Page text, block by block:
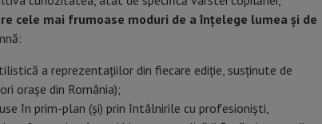
cele mai frumoase moduri de a înțelege lumea și de
a reprezentațiilor din fiecare ediție, susținute de
orașe din România);
în prim-plan (și) prin întâlnirile cu profesioniști,